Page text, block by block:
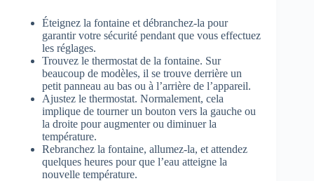
Éteignez la fontaine et débranchez-la pour
garantir votre sécurité pendant que vous effectuez
les réglages.
Trouvez le thermostat de la fontaine. Sur
beaucoup de modèles, il se trouve derrière un
petit panneau au bas ou à l’arrière de l’appareil.
Ajustez le thermostat. Normalement, cela
implique de tourner un bouton vers la gauche ou
la droite pour augmenter ou diminuer la
température.
Rebranchez la fontaine, allumez-la, et attendez
quelques heures pour que l’eau atteigne la
nouvelle température.